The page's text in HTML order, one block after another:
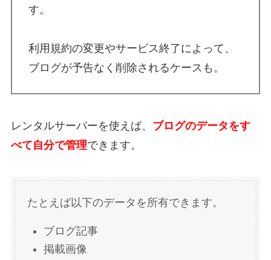
す。
利用規約の変更やサービス終了によって、
ブログが予告なく削除されるケースも。
レンタルサーバーを使えば、 ブログのデータをす
べて自分で管理できます。
たとえば以下のデータを所有できます。
ブログ記事
掲載画像